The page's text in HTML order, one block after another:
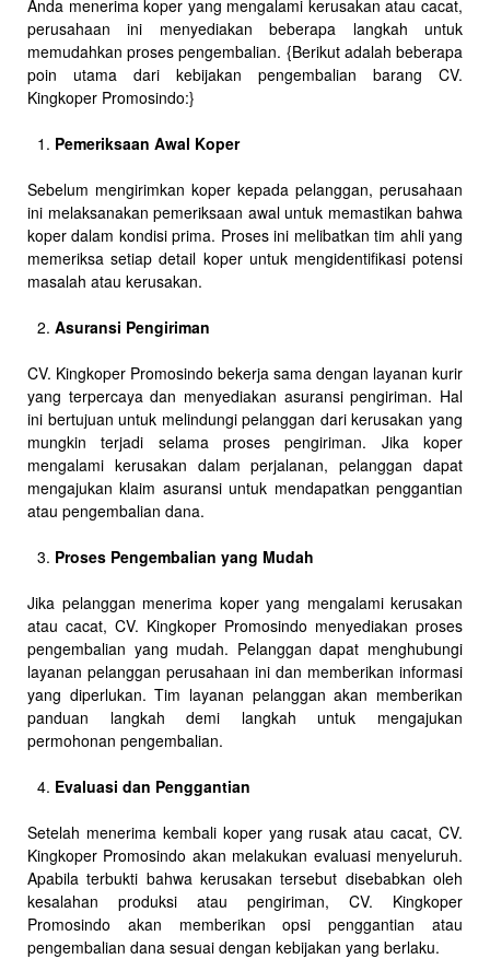
Anda menerima koper yang mengalami kerusakan atau cacat,
perusahaan ini menyediakan beberapa langkah untuk
memudahkan proses pengembalian. {Berikut adalah beberapa
poin utama dari kebijakan pengembalian barang CV.
Kingkoper Promosindo:}
Pemeriksaan Awal Koper
Sebelum mengirimkan koper kepada pelanggan, perusahaan
ini melaksanakan pemeriksaan awal untuk memastikan bahwa
koper dalam kondisi prima. Proses ini melibatkan tim ahli yang
memeriksa setiap detail koper untuk mengidentifikasi potensi
masalah atau kerusakan.
Asuransi Pengiriman
CV. Kingkoper Promosindo bekerja sama dengan layanan kurir
yang terpercaya dan menyediakan asuransi pengiriman. Hal
ini bertujuan untuk melindungi pelanggan dari kerusakan yang
mungkin terjadi selama proses pengiriman. Jika koper
mengalami kerusakan dalam perjalanan, pelanggan dapat
mengajukan klaim asuransi untuk mendapatkan penggantian
atau pengembalian dana.
Proses Pengembalian yang Mudah
Jika pelanggan menerima koper yang mengalami kerusakan
atau cacat, CV. Kingkoper Promosindo menyediakan proses
pengembalian yang mudah. Pelanggan dapat menghubungi
layanan pelanggan perusahaan ini dan memberikan informasi
yang diperlukan. Tim layanan pelanggan akan memberikan
panduan langkah demi langkah untuk mengajukan
permohonan pengembalian.
Evaluasi dan Penggantian
Setelah menerima kembali koper yang rusak atau cacat, CV.
Kingkoper Promosindo akan melakukan evaluasi menyeluruh.
Apabila terbukti bahwa kerusakan tersebut disebabkan oleh
kesalahan produksi atau pengiriman, CV. Kingkoper
Promosindo akan memberikan opsi penggantian atau
pengembalian dana sesuai dengan kebijakan yang berlaku.